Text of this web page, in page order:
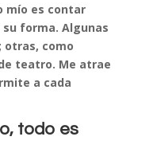
mío es contar
forma. Algunas
otras, como
teatro. Me atrae
a cada
todo es